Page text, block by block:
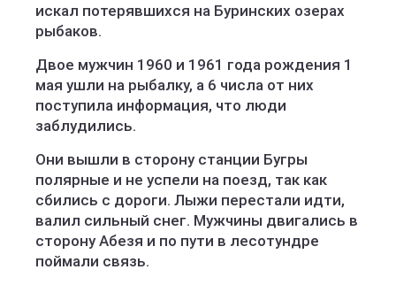
искал потерявшихся на Буринских озерах
рыбаков.
Двое мужчин 1960 и 1961 года рождения 1
мая ушли на рыбалку, а 6 числа от них
поступила информация, что люди
заблудились.
Они вышли в сторону станции Бугры
полярные и не успели на поезд, так как
сбились с дороги. Лыжи перестали идти,
валил сильный снег. Мужчины двигались в
сторону Абезя и по пути в лесотундре
поймали связь.